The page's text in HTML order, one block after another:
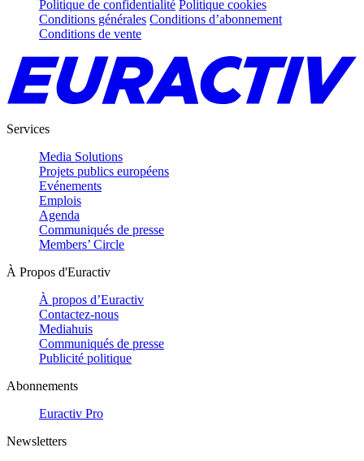
Politique de confidentialité Politique cookies
Conditions générales Conditions d’abonnement
Conditions de vente
Services
Media Solutions
Projets publics européens
Evénements
Emplois
Agenda
Communiqués de presse
Members’ Circle
À Propos d'Euractiv
À propos d’Euractiv
Contactez-nous
Mediahuis
Communiqués de presse
Publicité politique
Abonnements
Euractiv Pro
Newsletters